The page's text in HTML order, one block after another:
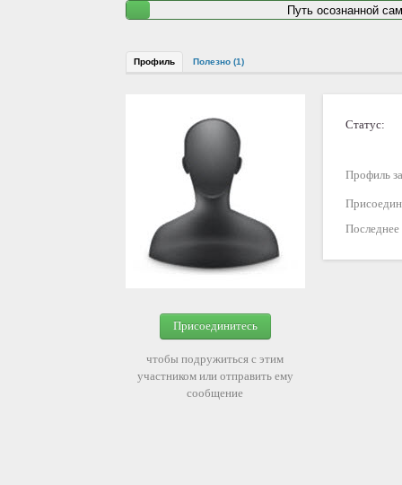
Путь осознанной
Профиль Полезно (1)
Присоединитесь
чтобы подружиться с этим
участником или отправить ему
сообщение
Статус:
Профиль